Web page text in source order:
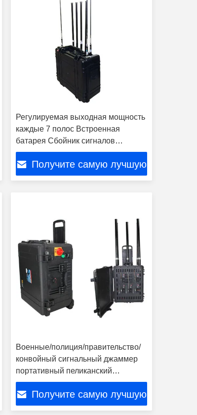
Регулируемая выходная мощность
каждые 7 полос Встроенная
батарея Сбойник сигналов
мобильных телефонов сбойник
сотовый сбойник
Получите самую лучшую
Военные/полиция/правительство/
конвойный сигнальный джаммер
портативный пеликанский
джаммер с нарушением
диапазона: 500-1000M 460W
Получите самую лучшую